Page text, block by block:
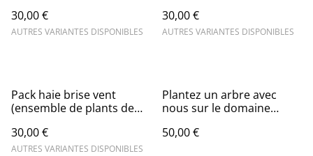
différentes de faible
encombrement)
30,00 €
AUTRES VARIANTES DISPONIBLES
différentes)
30,00 €
AUTRES VARIANTES DISPONIBLES
Pack haie brise vent
(ensemble de plants de
différentes)
30,00 €
AUTRES VARIANTES DISPONIBLES
Plantez un arbre avec
nous sur le domaine
Lansargues (34) !
50,00 €